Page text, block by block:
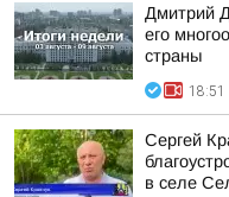
Дмитрий
его
страны
18:51
Сергей
в селе